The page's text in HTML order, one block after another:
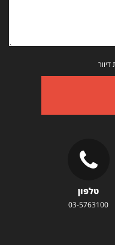
טלפון
03-5763100